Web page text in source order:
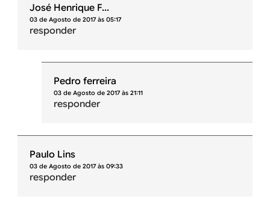
José Henrique F...
03 de Agosto de 2017 às 05:17
responder
Pedro ferreira
03 de Agosto de 2017 às 21:11
responder
Paulo Lins
03 de Agosto de 2017 às 09:33
responder